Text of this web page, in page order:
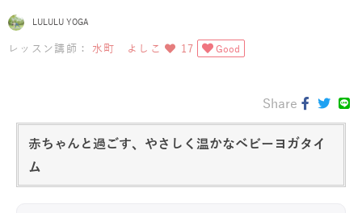
LULULU YOGA
レッスン講師： 水町 よしこ 17 Good
Share
赤ちゃんと過ごす、やさしく温かなベビーヨガタイ
ム